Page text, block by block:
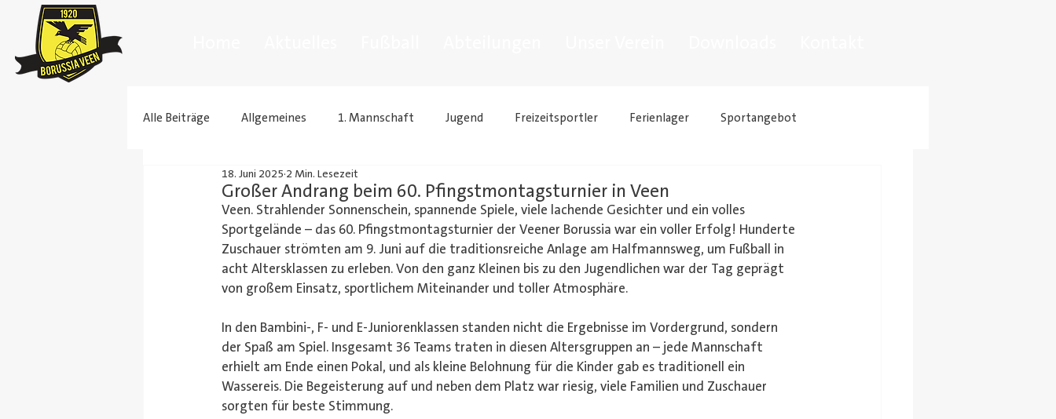
Alle Beiträge Allgemeines 1. Mannschaft Jugend Freizeitsportler Ferienlager Sportangebot
Radsportgruppe Skifreizeit Walking Football
Großer Andrang beim 60. Pfingstmontagsturnier in Veen
18. Juni 2025 2 Min. Lesezeit
Veen. Strahlender Sonnenschein, spannende Spiele, viele lachende Gesichter und ein volles
Sportgelände – das 60. Pfingstmontagsturnier der Veener Borussia war ein voller Erfolg! Hunderte
Zuschauer strömten am 9. Juni auf die traditionsreiche Anlage am Halfmannsweg, um Fußball in
acht Altersklassen zu erleben. Von den ganz Kleinen bis zu den Jugendlichen war der Tag geprägt
von großem Einsatz, sportlichem Miteinander und toller Atmosphäre.
In den Bambini-, F- und E-Juniorenklassen standen nicht die Ergebnisse im Vordergrund, sondern
der Spaß am Spiel. Insgesamt 36 Teams traten in diesen Altersgruppen an – jede Mannschaft
erhielt am Ende einen Pokal, und als kleine Belohnung für die Kinder gab es traditionell ein
Wassereis. Die Begeisterung auf und neben dem Platz war riesig, viele Familien und Zuschauer
sorgten für beste Stimmung.